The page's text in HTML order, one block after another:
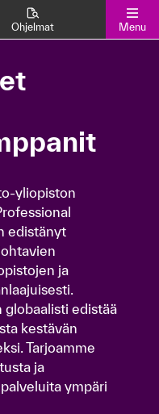
Ohjelmat Menu
edistänyt
ja
edistää
kestävän
Tarjoamme
ja
ympäri
yliopiston
edistänyt
ja
edistää
kestävän
Tarjoamme
ja
ympäri